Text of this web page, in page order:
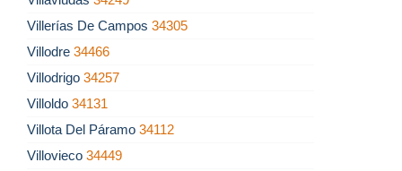
Villerías De Campos 34305
Villodre 34466
Villodrigo 34257
Villoldo 34131
Villota Del Páramo 34112
Villovieco 34449